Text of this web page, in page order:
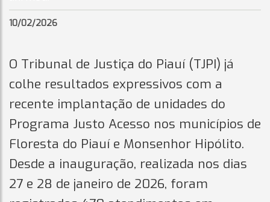
10/02/2026
O Tribunal de Justiça do Piauí (TJPI) já
colhe resultados expressivos com a
recente implantação de unidades do
Programa Justo Acesso nos municípios de
Floresta do Piauí e Monsenhor Hipólito.
Desde a inauguração, realizada nos dias
27 e 28 de janeiro de 2026, foram